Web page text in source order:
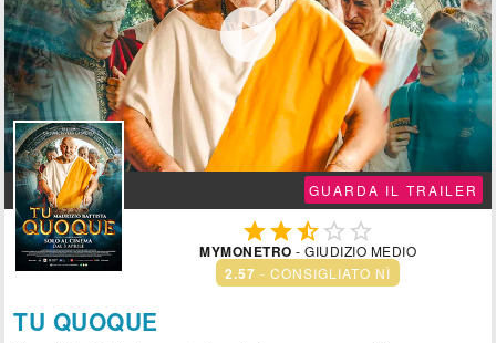

GUARDA IL TRAILER
  
MYMONETRO - GIUDIZIO MEDIO
2.57 - CONSIGLIATO NÌ
TU QUOQUE